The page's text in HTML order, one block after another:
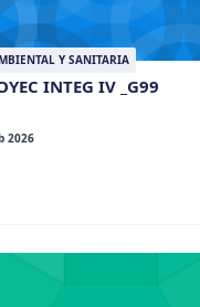
Y SANITARIA
INTEG IV _G99
2026